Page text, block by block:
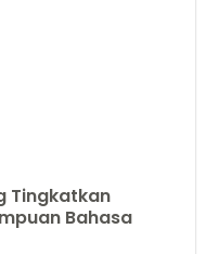
Tingkatkan
Bahasa